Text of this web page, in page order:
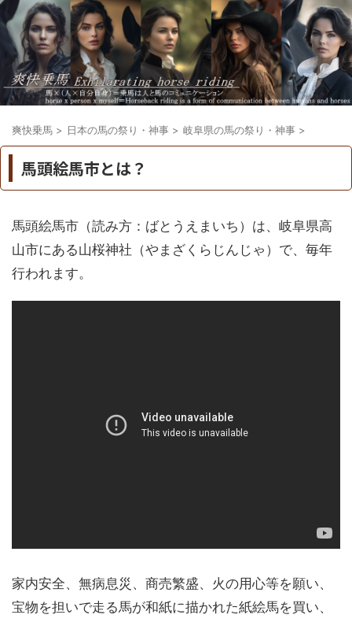
爽快乗馬 > 日本の馬の祭り・神事 > 岐阜県の馬の祭り・神事 >
馬頭絵馬市とは？
馬頭絵馬市（読み方：ばとうえまいち）は、岐阜県高
山市にある山桜神社（やまざくらじんじゃ）で、毎年
行われます。
家内安全、無病息災、商売繁盛、火の用心等を願い、
宝物を担いで走る馬が和紙に描かれた紙絵馬を買い、